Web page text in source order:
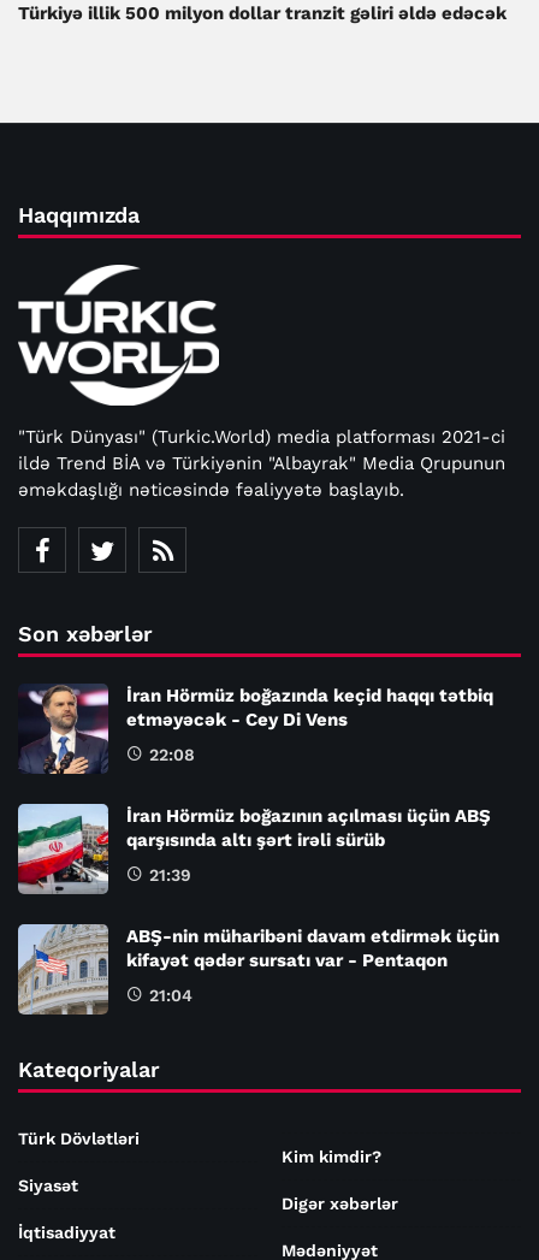
Türkiyə illik 500 milyon dollar tranzit gəliri əldə edəcək
Haqqımızda
"Türk Dünyası" (Turkic.World) media platforması 2021-ci
ildə Trend BİA və Türkiyənin "Albayrak" Media Qrupunun
əməkdaşlığı nəticəsində fəaliyyətə başlayıb.
Son xəbərlər
İran Hörmüz boğazında keçid haqqı tətbiq
etməyəcək - Cey Di Vens
22:08
İran Hörmüz boğazının açılması üçün ABŞ
qarşısında altı şərt irəli sürüb
21:39
ABŞ-nin müharibəni davam etdirmək üçün
kifayət qədər sursatı var - Pentaqon
21:04
Kateqoriyalar
Türk Dövlətləri
Siyasət
İqtisadiyyat
Kim kimdir?
Digər xəbərlər
Mədəniyyət